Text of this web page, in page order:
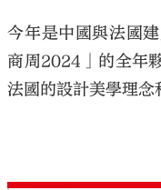
今年是中國與法國
商周2024」的全年
法國的設計美學理念